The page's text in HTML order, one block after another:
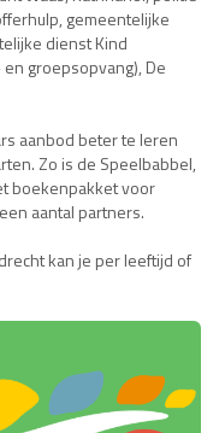
gemeentelijke
dienst Kind
groepsopvang), De
aanbod beter te leren
Zo is de Speelbabbel,
boekenpakket voor
aantal partners.
kan je per leeftijd of